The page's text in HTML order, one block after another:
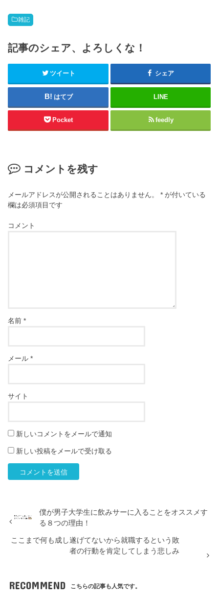
雑記
記事のシェア、よろしくな！
ツイート シェア
はてブ LINE
Pocket feedly
コメントを残す
メールアドレスが公開されることはありません。 * が付いている
欄は必須項目です
コメント
名前*
メール*
サイト
新しいコメントをメールで通知
新しい投稿をメールで受け取る
僕が男子大学生に飲みサーに入ることをオススメす
る８つの理由！
ここまで何も成し遂げてないから就職するという敗
者の行動を肯定してしまう悲しみ
RECOMMEND こちらの記事も人気です。